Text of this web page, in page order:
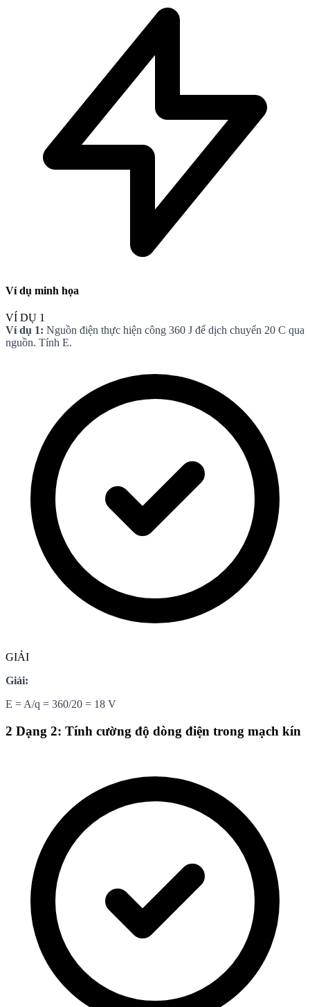
Ví dụ minh họa
VÍ DỤ 1
Ví dụ 1: Nguồn điện thực hiện công 360 J để dịch chuyển 20 C qua
nguồn. Tính E.
GIẢI
Giải:
E = A/q = 360/20 = 18 V
2 Dạng 2: Tính cường độ dòng điện trong mạch kín